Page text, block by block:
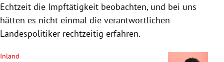
Echtzeit die Impftätigkeit beobachten, und bei uns
hätten es nicht einmal die verantwortlichen
Landespolitiker rechtzeitig erfahren.
Inland